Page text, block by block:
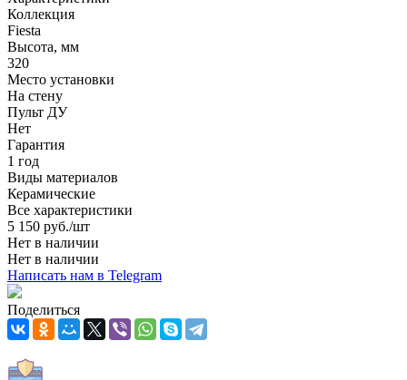
Коллекция
Fiesta
Высота, мм
320
Место установки
На стену
Пульт ДУ
Нет
Гарантия
1 год
Виды материалов
Керамические
Все характеристики
5 150 руб./шт
Нет в наличии
Нет в наличии
Написать нам в Telegram
Поделиться